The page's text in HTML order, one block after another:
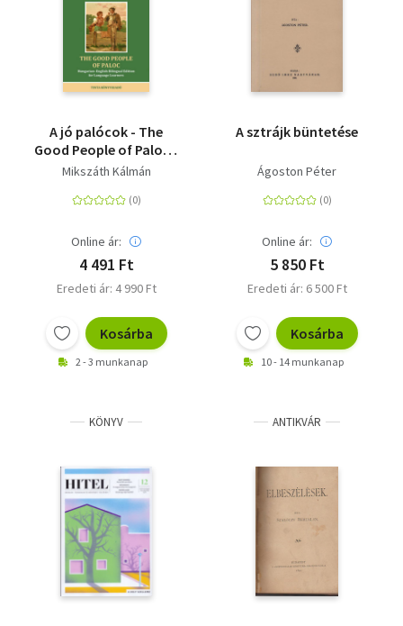
A jó palócok - The
Good People of Paloc -
Magyar-angol
nyelvtanulók számára
Mikszáth Kálmán
Online ár:
4 491 Ft
Eredeti ár: 4 990 Ft
Kosárba
2 - 3 munkanap
A sztrájk büntetése
Ágoston Péter
Online ár:
5 850 Ft
Eredeti ár: 6 500 Ft
Kosárba
10 - 14 munkanap
KÖNYV ANTIKVÁR